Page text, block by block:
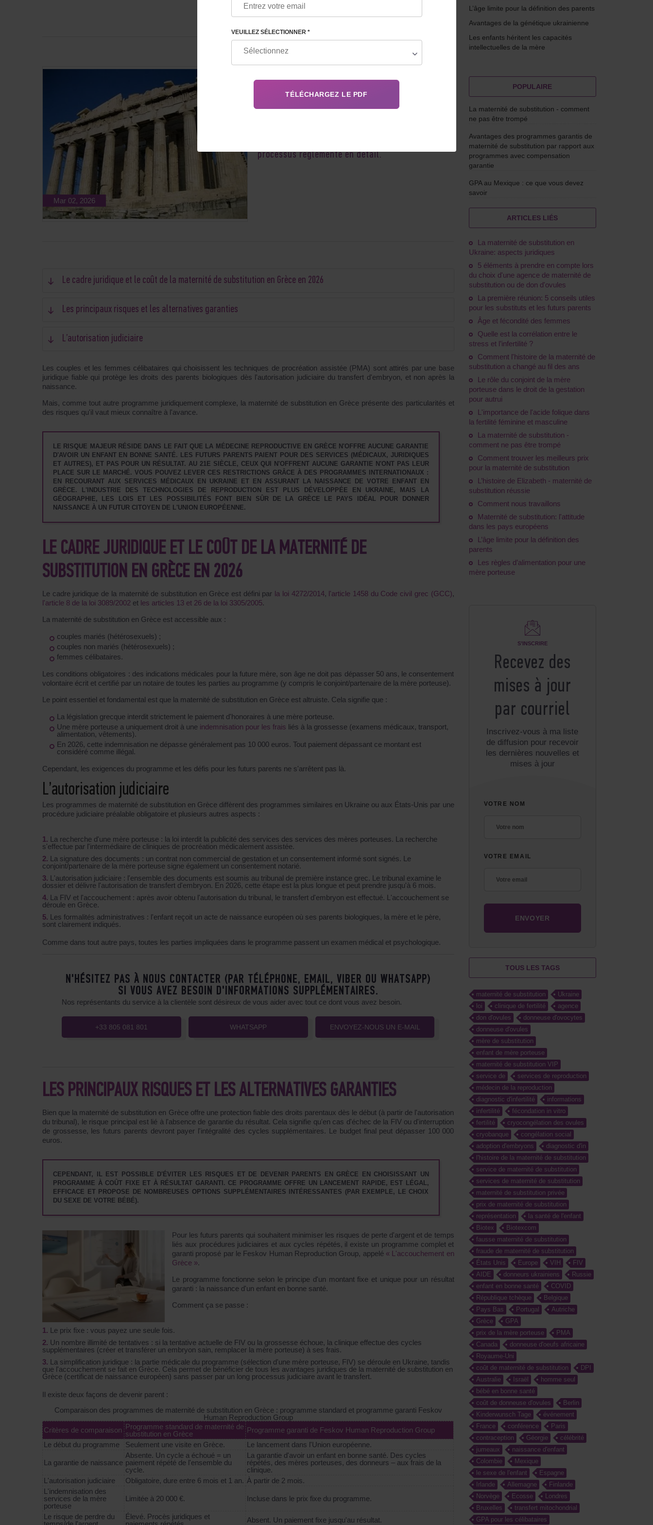
Mar 02, 2026
processus réglementé en détail.
Le cadre juridique et le coût de la maternité de substitution en Grèce en 2026
Les principaux risques et les alternatives garanties
L’autorisation judiciaire
Les couples et les femmes célibataires qui choisissent les techniques de procréation assistée (PMA) sont attirés par une base
juridique fiable qui protège les droits des parents biologiques dès l'autorisation judiciaire du transfert d'embryon, et non après la
naissance.
Mais, comme tout autre programme juridiquement complexe, la maternité de substitution en Grèce présente des particularités et
des risques qu'il vaut mieux connaître à l'avance.
LE RISQUE MAJEUR RÉSIDE DANS LE FAIT QUE LA MÉDECINE REPRODUCTIVE EN GRÈCE N'OFFRE AUCUNE GARANTIE
D'AVOIR UN ENFANT EN BONNE SANTÉ. LES FUTURS PARENTS PAIENT POUR DES SERVICES (MÉDICAUX, JURIDIQUES
ET AUTRES), ET PAS POUR UN RÉSULTAT. AU 21E SIÈCLE, CEUX QUI N'OFFRENT AUCUNE GARANTIE N'ONT PAS LEUR
PLACE SUR LE MARCHÉ. VOUS POUVEZ LEVER CES RESTRICTIONS GRÂCE À DES PROGRAMMES INTERNATIONAUX :
EN RECOURANT AUX SERVICES MÉDICAUX EN UKRAINE ET EN ASSURANT LA NAISSANCE DE VOTRE ENFANT EN
GRÈCE. L'INDUSTRIE DES TECHNOLOGIES DE REPRODUCTION EST PLUS DÉVELOPPÉE EN UKRAINE, MAIS LA
GÉOGRAPHIE, LES LOIS ET LES POSSIBILITÉS FONT BIEN SÛR DE LA GRÈCE LE PAYS IDÉAL POUR DONNER
NAISSANCE À UN FUTUR CITOYEN DE L'UNION EUROPÉENNE.
LE CADRE JURIDIQUE ET LE COÛT DE LA MATERNITÉ DE
SUBSTITUTION EN GRÈCE EN 2026
Le cadre juridique de la maternité de substitution en Grèce est défini par la loi 4272/2014, l'article 1458 du Code civil grec (GCC),
l'article 8 de la loi 3089/2002 et les articles 13 et 26 de la loi 3305/2005.
La maternité de substitution en Grèce est accessible aux :
couples mariés (hétérosexuels) ;
couples non mariés (hétérosexuels) ;
femmes célibataires.
Les conditions obligatoires : des indications médicales pour la future mère, son âge ne doit pas dépasser 50 ans, le consentement
volontaire écrit et certifié par un notaire de toutes les parties au programme (y compris le conjoint/partenaire de la mère porteuse).
Le point essentiel et fondamental est que la maternité de substitution en Grèce est altruiste. Cela signifie que :
La législation grecque interdit strictement le paiement d'honoraires à une mère porteuse.
Une mère porteuse a uniquement droit à une indemnisation pour les frais liés à la grossesse (examens médicaux, transport,
alimentation, vêtements).
En 2026, cette indemnisation ne dépasse généralement pas 10 000 euros. Tout paiement dépassant ce montant est
considéré comme illégal.
Cependant, les exigences du programme et les défis pour les futurs parents ne s'arrêtent pas là.
L’autorisation judiciaire
Les programmes de maternité de substitution en Grèce diffèrent des programmes similaires en Ukraine ou aux États-Unis par une
procédure judiciaire préalable obligatoire et plusieurs autres aspects :
La recherche d'une mère porteuse : la loi interdit la publicité des services des services des mères porteuses. La recherche
s'effectue par l'intermédiaire de cliniques de procréation médicalement assistée.
La signature des documents : un contrat non commercial de gestation et un consentement informé sont signés. Le
conjoint/partenaire de la mère porteuse signe également un consentement notarié.
L'autorisation judiciaire : l'ensemble des documents est soumis au tribunal de première instance grec. Le tribunal examine le
dossier et délivre l'autorisation de transfert d'embryon. En 2026, cette étape est la plus longue et peut prendre jusqu'à 6 mois.
La FIV et l'accouchement : après avoir obtenu l'autorisation du tribunal, le transfert d'embryon est effectué. L'accouchement se
déroule en Grèce.
Les formalités administratives : l'enfant reçoit un acte de naissance européen où ses parents biologiques, la mère et le père,
sont clairement indiqués.
Comme dans tout autre pays, toutes les parties impliquées dans le programme passent un examen médical et psychologique.
N'HÉSITEZ PAS À NOUS CONTACTER (PAR TÉLÉPHONE, EMAIL, VIBER OU WHATSAPP)
SI VOUS AVEZ BESOIN D'INFORMATIONS SUPPLÉMENTAIRES.
Nos représentants du service à la clientèle sont désireux de vous aider avec tout ce dont vous avez besoin.
+33 805 081 801 WHATSAPP ENVOYEZ-NOUS UN E-MAIL
LES PRINCIPAUX RISQUES ET LES ALTERNATIVES GARANTIES
Bien que la maternité de substitution en Grèce offre une protection fiable des droits parentaux dès le début (à partir de l'autorisation
du tribunal), le risque principal est lié à l'absence de garantie du résultat. Cela signifie qu'en cas d'échec de la FIV ou d'interruption
de grossesse, les futurs parents devront payer l'intégralité des cycles supplémentaires. Le budget final peut dépasser 100 000
euros.
CEPENDANT, IL EST POSSIBLE D'ÉVITER LES RISQUES ET DE DEVENIR PARENTS EN GRÈCE EN CHOISISSANT UN
PROGRAMME À COÛT FIXE ET À RÉSULTAT GARANTI. CE PROGRAMME OFFRE UN LANCEMENT RAPIDE, EST LÉGAL,
EFFICACE ET PROPOSE DE NOMBREUSES OPTIONS SUPPLÉMENTAIRES INTÉRESSANTES (PAR EXEMPLE, LE CHOIX
DU SEXE DE VOTRE BÉBÉ).
Pour les futurs parents qui souhaitent minimiser les risques de perte d'argent et de temps
liés aux procédures judiciaires et aux cycles répétés, il existe un programme complet et
garanti proposé par le Feskov Human Reproduction Group, appelé « L'accouchement en
Grèce ».
Le programme fonctionne selon le principe d'un montant fixe et unique pour un résultat
garanti : la naissance d'un enfant en bonne santé.
Comment ça se passe :
Le prix fixe : vous payez une seule fois.
Un nombre illimité de tentatives : si la tentative actuelle de FIV ou la grossesse échoue, la clinique effectue des cycles
supplémentaires (créer et transférer un embryon sain, remplacer la mère porteuse) à ses frais.
La simplification juridique : la partie médicale du programme (sélection d'une mère porteuse, FIV) se déroule en Ukraine, tandis
que l'accouchement se fait en Grèce. Cela permet de bénéficier de tous les avantages juridiques de la maternité de substitution en
Grèce (certificat de naissance européen) sans passer par un long processus judiciaire avant le transfert.
Il existe deux façons de devenir parent :
Comparaison des programmes de maternité de substitution en Grèce : programme standard et programme garanti Feskov
Human Reproduction Group
Critères de comparaison Programme standard de maternité de
substitution en Grèce
Programme garanti de Feskov Human Reproduction Group
Le début du programme
Seulement une visite en Grèce. Le lancement dans l'Union européenne.
La garantie de naissance
Absente. Un cycle a échoué = un
paiement répété de l'ensemble du
cycle.
La garantie d'avoir un enfant en bonne santé. Des cycles
répétés, des mères porteuses, des donneurs – aux frais de la
clinique.
L'autorisation judiciaire
Obligatoire, dure entre 6 mois et 1 an. À partir de 2 mois.
L'indemnisation des
services de la mère
porteuse
Limitée à 20 000 €. Incluse dans le prix fixe du programme.
Le risque de perdre du
Élevé. Procès juridiques et
Absent. Un paiement fixe jusqu'au résultat.
L’âge limite pour la définition des parents
Avantages de la génétique ukrainienne
Les enfants héritent les capacités
intellectuelles de la mère
POPULAIRE
La maternité de substitution - comment
ne pas être trompé
Avantages des programmes garantis de
maternité de substitution par rapport aux
programmes avec compensation
garantie
GPA au Mexique : ce que vous devez
savoir
ARTICLES LIÉS
La maternité de substitution en
Ukraine: aspects juridiques
5 éléments à prendre en compte lors
du choix d'une agence de maternité de
substitution ou de don d'ovules
La première réunion: 5 conseils utiles
pour les substituts et les futurs parents
Âge et fécondité des femmes
Quelle est la corrélation entre le
stress et l’infertilité ?
Comment l'histoire de la maternité de
substitution a changé au fil des ans
Le rôle du conjoint de la mère
porteuse dans le droit de la gestation
pour autrui
L'importance de l'acide folique dans
la fertilité féminine et masculine
La maternité de substitution -
comment ne pas être trompé
Comment trouver les meilleurs prix
pour la maternité de substitution
L’histoire de Elizabeth - maternité de
substitution réussie
Comment nous travaillons
Maternité de substitution: l'attitude
dans les pays européens
L’âge limite pour la définition des
parents
Les règles d’alimentation pour une
mère porteuse
S’INSCRIRE
Recevez des
mises à jour
par courriel
Inscrivez-vous à ma liste
de diffusion pour recevoir
les dernières nouvelles et
mises à jour
VOTRE NOM
VOTRE EMAIL
TOUS LES TAGS
maternité de substitution
Ukraine
loi
clinique de fertilité
agence
don d'ovules
donneuse d'ovocytes
donneuse d'ovules
mère de substitution
enfant de mère porteuse
maternité de substitution VIP
service de
services de reproduction
médecin de la reproduction
diagnostic d'infertilité
informations
infertilité
fécondation in vitro
fertilité
cryocongélation des ovules
cryobanque
congélation social
adoption d'embryons
diagnostic d'in
l'histoire de la maternité de substitution
service de maternité de substitution
services de maternité de substitution
maternité de substitution privée
prix de maternité de substitution
représentation
la santé de l'enfant
Biotex
Biotexcom
fausse maternité de substitution
fraude de maternité de substitution
États Unis
Europe VIH
FIV
AIDE
donneurs ukrainiens
Russie
enfant en bonne santé
COVID
République tchèque
Belgique
Pays Bas
Portugal
Autriche
Grèce
GPA
prix de la mère porteuse
PMA
Canada
donneuse d'oeufs africaine
Royaume-Uni
coût de maternité de substitution
DPI
Australie
Israël
homme seul
bébé en bonne santé
coût de donneuse d'ovules
Berlin
Kinderwunsch Tage
événement
France
conférence
Paris
contraception
Géorgie
célébrité
jumeaux
naissance d'enfant
Colombie
Mexique
le sexe de l'enfant
Espagne
Irlande
Allemagne
Finlande
Norvège
Ecosse
Londres
Bruxelles
transfert mitochondrial
GPA pour les célibataires
VEUILLEZ SÉLECTIONNER *